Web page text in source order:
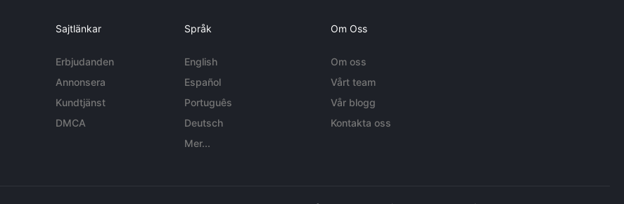
Sajtlänkar
Erbjudanden
Annonsera
Kundtjänst
DMCA
Språk
English
Español
Português
Deutsch
Mer...
Om Oss
Om oss
Vårt team
Vår blogg
Kontakta oss